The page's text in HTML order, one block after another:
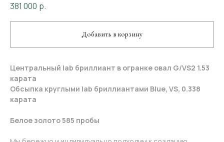
381 000 р.
Добавить в корзину
Центральный lab бриллиант в огранке овал G/VS2 1.53
карата
Обсыпка круглыми lab бриллиантами Blue, VS, 0.338
карата
Белое золото 585 пробы